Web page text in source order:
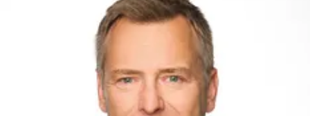
Rudolf Müller Medien GmbH & Co. KG
mueller.de
+49 221 5497-420